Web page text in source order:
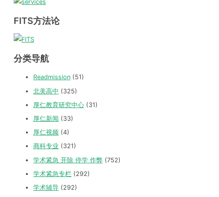
FITS方法论
分类导航
Readmission (51)
北美高中 (325)
厚仁教育研究中心 (31)
厚仁新闻 (33)
厚仁视频 (4)
商科专业 (321)
学术紧急 开除 停学 作弊 (752)
学术紧急专栏 (292)
学术辅导 (292)